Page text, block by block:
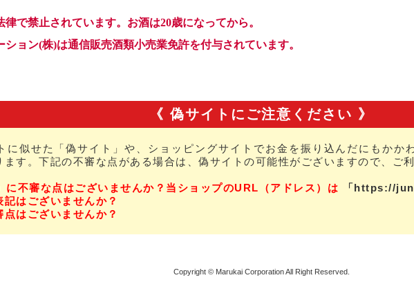
《 偽サイトにご注意ください 》
に似せた「偽サイト」や、ショッピングサイトでお金を振り込んだにもかか
ます。下記の不審な点がある場合は、偽サイトの可能性がございますので、ご
に不審な点はございませんか？当ショップのURL（アドレス）は 「https://
記はございませんか？
点はございませんか？
Copyright © Marukai Corporation All Right Reserved.